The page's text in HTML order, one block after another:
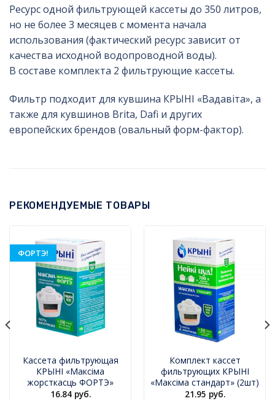
Ресурс одной фильтрующей кассеты до 350 литров,
но не более 3 месяцев с момента начала
использования (фактический ресурс зависит от
качества исходной водопроводной воды).
В составе комплекта 2 фильтрующие кассеты.
Фильтр подходит для кувшина КРЫНI «Вадавiта», а
также для кувшинов Brita, Dafi и других
европейских брендов (овальный форм-фактор).
РЕКОМЕНДУЕМЫЕ ТОВАРЫ
ФОРТЭ!
Кассета фильтрующая
КРЫНI «Максiма
жорсткасць ФОРТЭ»
16.84руб.
Комплект кассет
фильтрующих КРЫНI
«Максiма стандарт» (2шт)
21.95 руб.